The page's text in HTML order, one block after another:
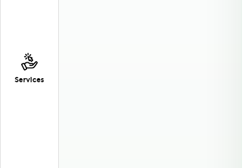
Services